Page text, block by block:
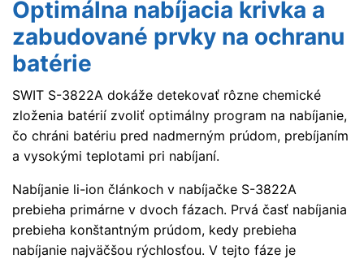
Optimálna nabíjacia krivka a
zabudované prvky na ochranu
batérie
SWIT S-3822A dokáže detekovať rôzne chemické
zloženia batérií zvoliť optimálny program na nabíjanie,
čo chráni batériu pred nadmerným prúdom, prebíjaním
a vysokými teplotami pri nabíjaní.
Nabíjanie li-ion článkoch v nabíjačke S-3822A
prebieha primárne v dvoch fázach. Prvá časť nabíjania
prebieha konštantným prúdom, kedy prebieha
nabíjanie najväčšou rýchlosťou. V tejto fáze je